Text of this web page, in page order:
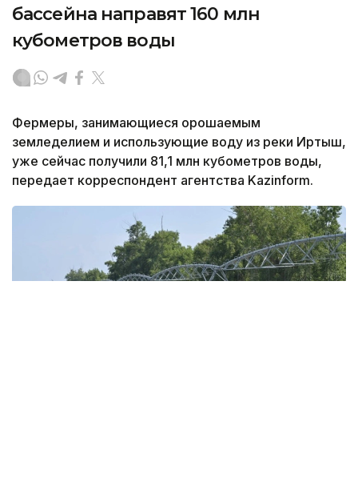
бассейна направят 160 млн
кубометров воды
Фермеры, занимающиеся орошаемым
земледелием и использующие воду из реки Иртыш,
уже сейчас получили 81,1 млн кубометров воды,
передает корреспондент агентства Kazinform.